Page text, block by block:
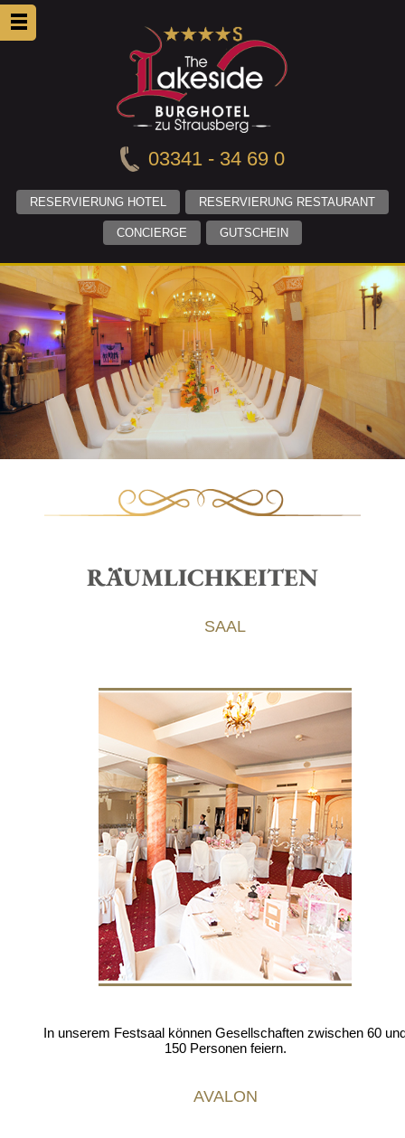
03341 - 34 69 0
RESERVIERUNG HOTEL RESERVIERUNG RESTAURANT
CONCIERGE GUTSCHEIN
RÄUMLICHKEITEN
SAAL
In unserem Festsaal können Gesellschaften zwischen 60
150 Personen feiern.
AVALON